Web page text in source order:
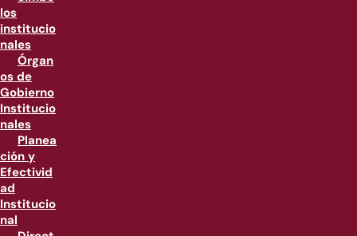
los
institucio
nales
Órgan
os de
Gobierno
Institucio
nales
Planea
ción y
Efectivid
ad
Institucio
nal